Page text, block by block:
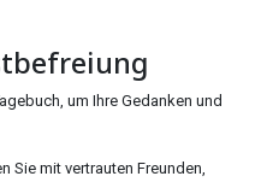
um Ihre Gedanken und
Sie mit vertrauten Freunden,